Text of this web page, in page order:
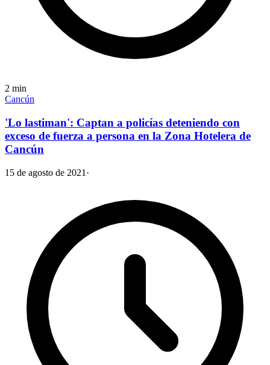
2 min
Cancún
'Lo lastiman': Captan a policías deteniendo con
exceso de fuerza a persona en la Zona Hotelera de
Cancún
15 de agosto de 2021 ·